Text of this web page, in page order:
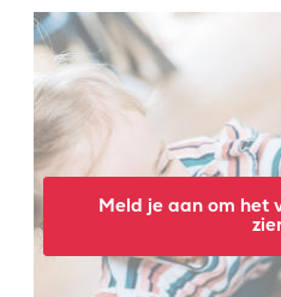
Meld je aan om het